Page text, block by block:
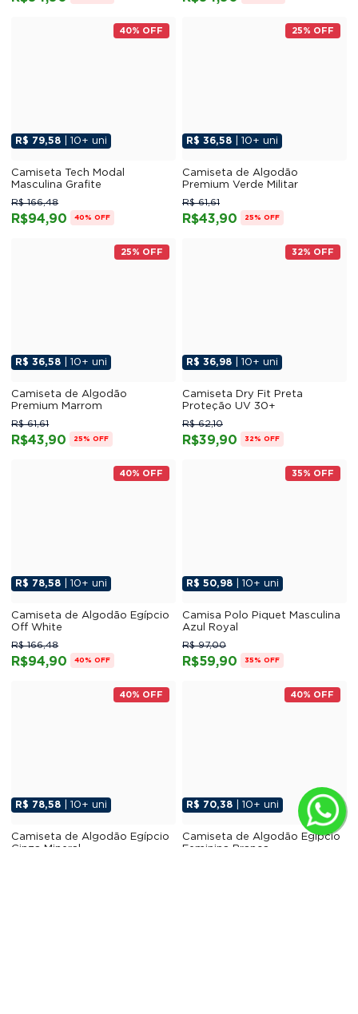
40% OFF
R$ 79,58 | 10+ uni
Camiseta Tech Modal
Masculina Grafite
R$94,90
R$ 166,48
40% OFF
25% OFF
R$ 36,58 | 10+ uni
Camiseta de Algodão
Premium Verde Militar
R$43,90
R$ 61,61
25% OFF
25% OFF
R$ 36,58 | 10+ uni
Camiseta de Algodão
Premium Marrom
R$43,90
R$ 61,61
25% OFF
32% OFF
R$ 36,98 | 10+ uni
Camiseta Dry Fit Preta
Proteção UV 30+
R$39,90
R$ 62,10
32% OFF
40% OFF
R$ 78,58 | 10+ uni
Camiseta de Algodão Egípcio
Off White
R$94,90
R$ 166,48
40% OFF
35% OFF
R$ 50,98 | 10+ uni
Camisa Polo Piquet Masculina
Azul Royal
R$59,90
R$ 97,00
35% OFF
40% OFF
R$ 78,58 | 10+ uni
Camiseta de Algodão Egípcio
Cinza Mineral
40% OFF
R$ 70,38 | 10+ uni
Camiseta de Algodão Egípcio
Feminina Branca